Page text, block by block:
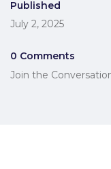
Published
July 2, 2025
0 Comments
Join the